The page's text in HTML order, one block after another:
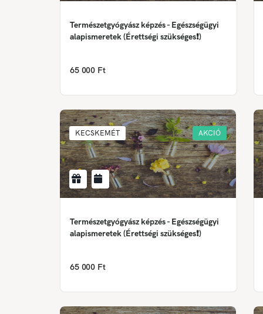
Természetgyógyász képzés - Egészségügyi
alapismeretek (Érettségi szükséges❗)
65 000 Ft
KECSKEMÉT AKCIÓ
Természetgyógyász képzés - Egészségügyi
alapismeretek (Érettségi szükséges❗)
65 000 Ft